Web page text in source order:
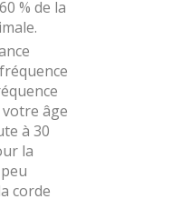
% de la
âge
à 30
la
corde